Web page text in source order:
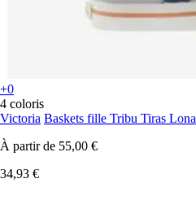
+0
4 coloris
Victoria Baskets fille Tribu Tiras Lona
À partir de 55,00 €
34,93 €